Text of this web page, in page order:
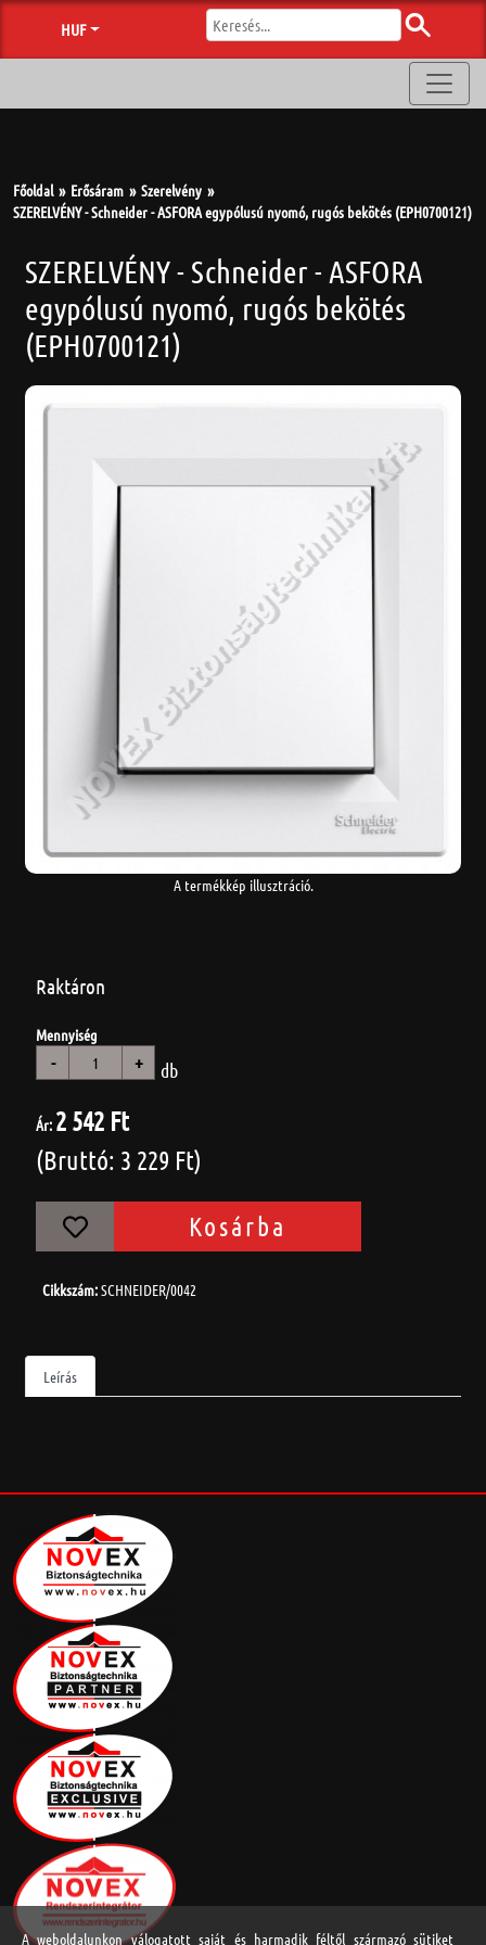
HUF
Főoldal Erősáram
Szerelvény
SZERELVÉNY - Schneider - ASFORA egypólusú nyomó, rugós bekötés (EPH0700121)
SZERELVÉNY - Schneider - ASFORA
egypólusú nyomó, rugós bekötés
(EPH0700121)
A termékkép illusztráció.
Raktáron
Mennyiség
- + db
Ár: 2 542 Ft
(Bruttó: 3 229 Ft)
Kosárba
Cikkszám:SCHNEIDER/0042
Leírás
A weboldalunkon válogatott saját és harmadik féltől származó sütiket